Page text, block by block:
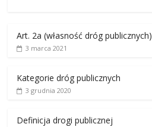
Art. 2a (własność dróg publicznych)
3 marca 2021
Kategorie dróg publicznych
3 grudnia 2020
Definicja drogi publicznej